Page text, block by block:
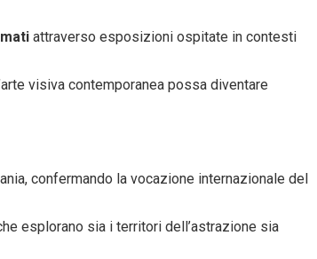
attraverso esposizioni ospitate in contesti
visiva contemporanea possa diventare
confermando la vocazione internazionale del
esplorano sia i territori dell’astrazione sia